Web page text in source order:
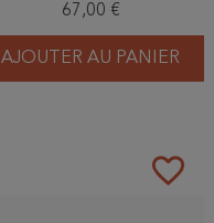
67,00 €
AJOUTER AU PANIER
favorite_border